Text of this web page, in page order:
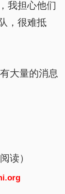
我担心他们
，很难抵
大量的消息
读）